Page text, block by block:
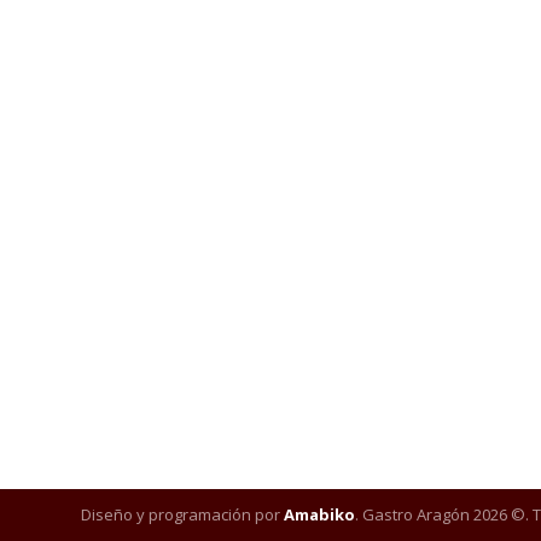
Diseño y programación porAmabiko. Gastro Aragón 2026 ©.